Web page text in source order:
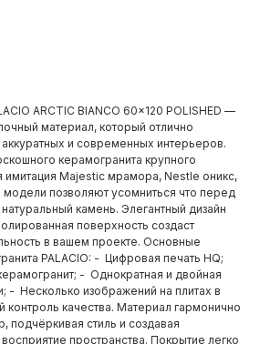
ARCTIC BIANCO 60x120 POLISHED —
материал, который отлично
и современных интерьеров.
керамогранита крупного
имитация Majestic мрамора, Nestle оникс,
позволяют усомниться что перед
камень. Элегантный дизайн
поверхность создаст
в вашем проекте. Основные
PALACIO: - Цифровая печать HQ;
- Однократная и двойная
- Несколько изображений на плитах в
качества. Материал гармонично
подчёркивая стиль и создавая
пространства. Покрытие легко